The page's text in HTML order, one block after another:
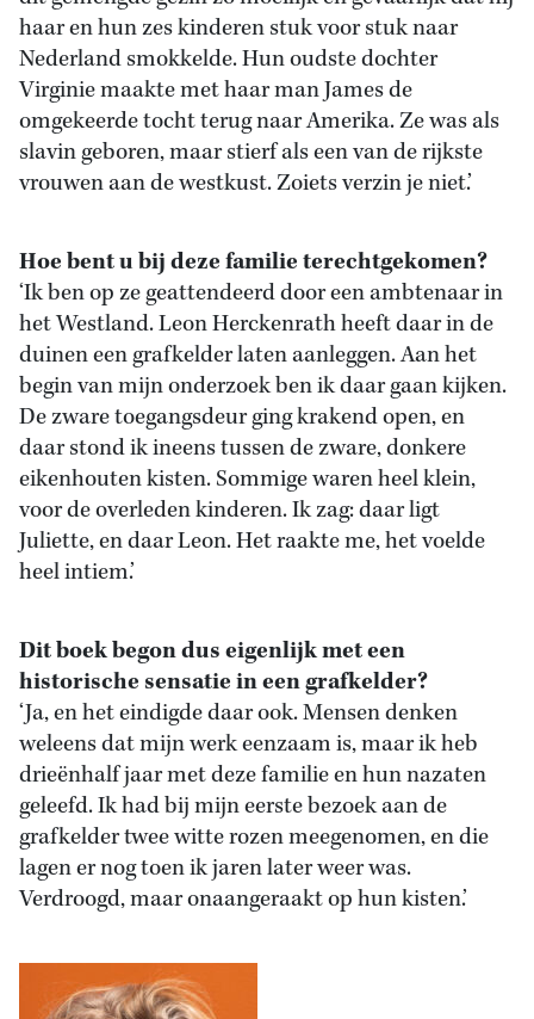
haar en hun zes kinderen stuk voor stuk naar
Nederland smokkelde. Hun oudste dochter
Virginie maakte met haar man James de
omgekeerde tocht terug naar Amerika. Ze was als
slavin geboren, maar stierf als een van de rijkste
vrouwen aan de westkust. Zoiets verzin je niet.’
Hoe bent u bij deze familie terechtgekomen?
‘Ik ben op ze geattendeerd door een ambtenaar in
het Westland. Leon Herckenrath heeft daar in de
duinen een grafkelder laten aanleggen. Aan het
begin van mijn onderzoek ben ik daar gaan kijken.
De zware toegangsdeur ging krakend open, en
daar stond ik ineens tussen de zware, donkere
eikenhouten kisten. Sommige waren heel klein,
voor de overleden kinderen. Ik zag: daar ligt
Juliette, en daar Leon. Het raakte me, het voelde
heel intiem.’
Dit boek begon dus eigenlijk met een
historische sensatie in een grafkelder?
‘Ja, en het eindigde daar ook. Mensen denken
weleens dat mijn werk eenzaam is, maar ik heb
drieënhalf jaar met deze familie en hun nazaten
geleefd. Ik had bij mijn eerste bezoek aan de
grafkelder twee witte rozen meegenomen, en die
lagen er nog toen ik jaren later weer was.
Verdroogd, maar onaangeraakt op hun kisten.’